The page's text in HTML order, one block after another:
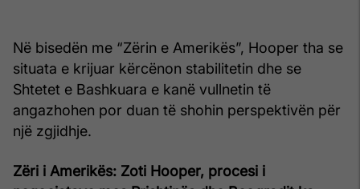
Në bisedën me “Zërin e Amerikës”, Hooper tha se
situata e krijuar kërcënon stabilitetin dhe se
Shtetet e Bashkuara e kanë vullnetin të
angazhohen por duan të shohin perspektivën për
një zgjidhje.
Zëri i Amerikës: Zoti Hooper, procesi i